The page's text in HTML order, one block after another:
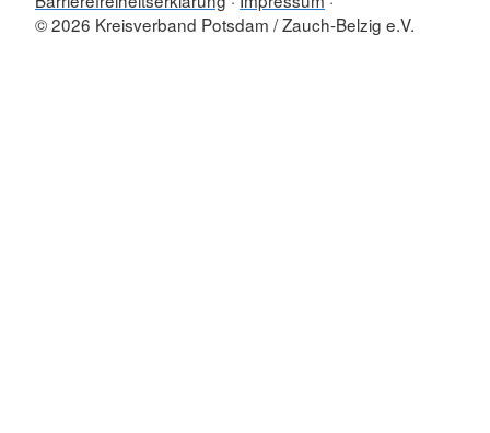
© 2026 Kreisverband Potsdam / Zauch-Belzig e.V.